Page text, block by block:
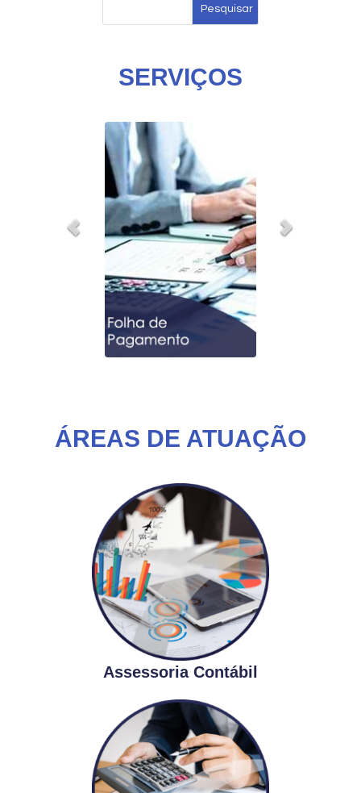
SERVIÇOS
ÁREAS DE ATUAÇÃO
Assessoria Contábil